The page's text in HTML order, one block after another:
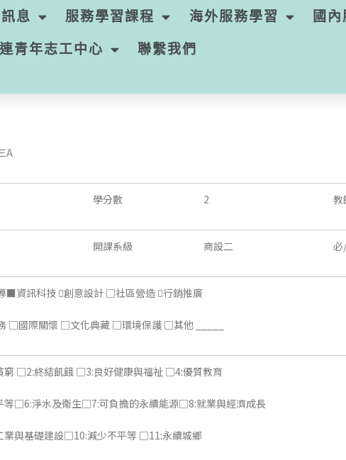
息 服務學習課程 海外服務學習
國
青年志工中心 聯繫我們
A
學分數 2 教
開課系級 商設二 必
■資訊科技 創意設計 □社區營造 行銷推廣
□國際關懷 □文化典藏 □環境保護 □其他 _____
□2:終結飢餓 □3:良好健康與福祉 □4:優質教育
□6:淨水及衛生□7:可負擔的永續能源□8:就業與經濟成長
與基礎建設□10:減少不平等 □11:永續城鄉